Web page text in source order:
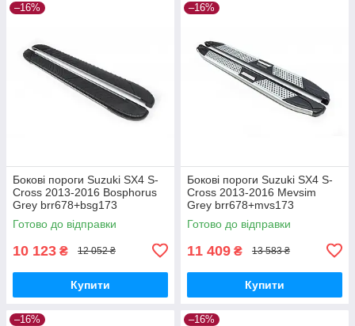
–16%
Бокові пороги Suzuki SX4 S-
Cross 2013-2016 Bosphorus
Grey brr678+bsg173
Готово до відправки
10 123 ₴ 12 052 ₴
Купити
–16%
Бокові пороги Suzuki SX4 S-
Cross 2013-2016 Mevsim
Grey brr678+mvs173
Готово до відправки
11 409 ₴ 13 583 ₴
Купити
–16% –16%